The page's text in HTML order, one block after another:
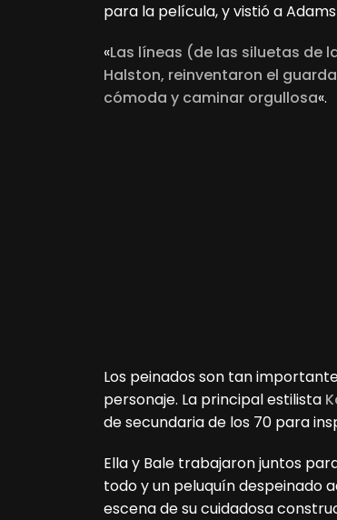
para la película, y vistió a
«Las líneas (de las siluetas de
Halston, reinventaron el
cómoda y caminar orgullosa«.
Los peinados son tan
personaje. La principal estilista
de secundaria de los 70 para
Ella y Bale trabajaron juntos
todo y un peluquín despeinado
escena de su cuidadosa